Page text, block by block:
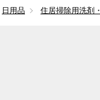
日用品 住居掃除用洗剤